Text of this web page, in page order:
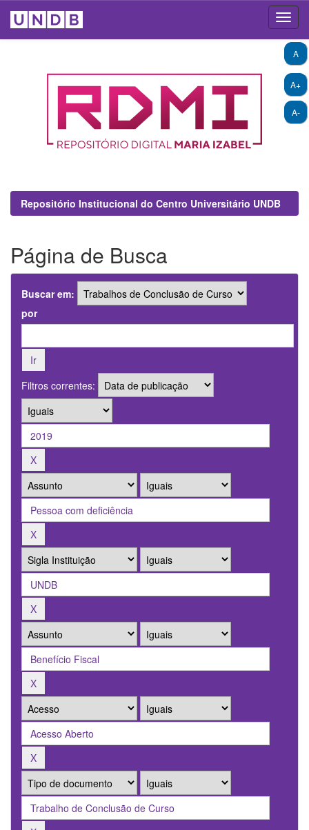
A+
A-
A
Repositório Institucional do Centro Universitário UNDB
Página de Busca
Buscar em:
por
Filtros correntes: